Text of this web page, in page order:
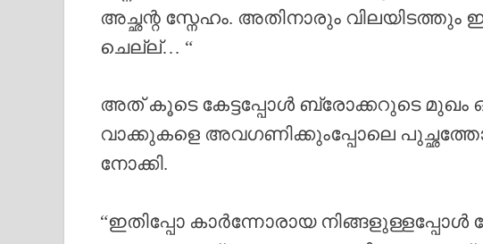
അച്ഛന്റ സ്നേഹം. അതിനാരും
ചെല്ല്… “
അത് കൂടെ കേട്ടപ്പോൾ ബ്രോക്കറുടെ മുഖം
വാക്കുകളെ അവഗണിക്കുംപ്പോലെ
നോക്കി.
“ഇതിപ്പോ കാർന്നോരായ